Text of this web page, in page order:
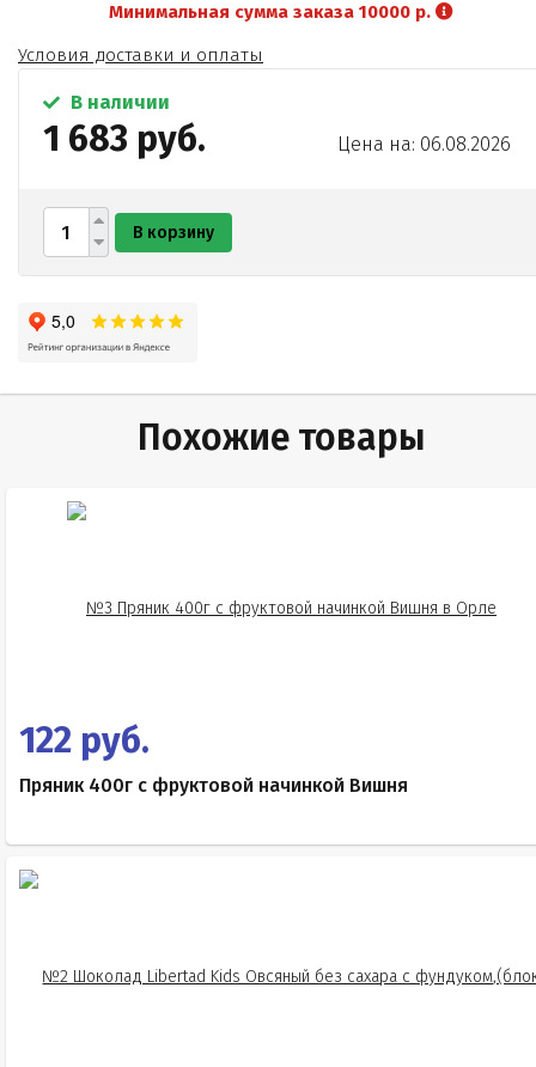
Минимальная сумма заказа 10000 р.
Условия доставки и оплаты
В наличии
1 683 руб. Цена на: 06.08.2026
В корзину
Похожие товары
122 руб.
Пряник 400г с фруктовой начинкой Вишня